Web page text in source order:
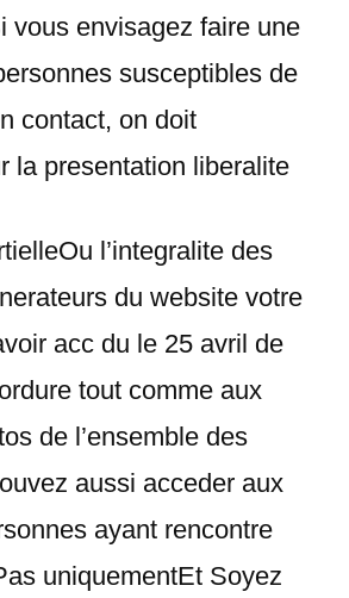
envisagez faire une
susceptibles de
contact, on doit
la presentation liberalite
l’integralite des
du website votre
acc du le 25 avril de
tout comme aux
de l’ensemble des
aussi acceder aux
ayant rencontre
uniquementEt Soyez